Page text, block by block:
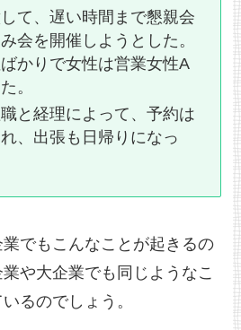
て、遅い時間まで懇親会
会を開催しようとした。
かりで女性は営業女性A
。
と経理によって、予約は
、出張も日帰りになっ
でもこんなことが起きるの
や大企業でも同じようなこ
るのでしょう。